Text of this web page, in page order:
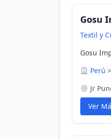
Gosu
Textil y
Gosu
Perú >
Jr
Ver